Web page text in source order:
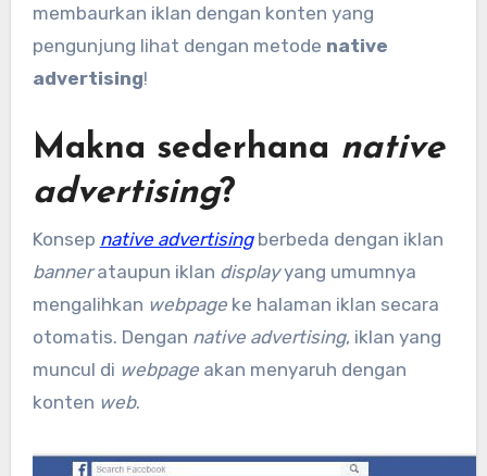
membaurkan iklan dengan konten yang
pengunjung lihat dengan metode native
advertising!
Makna sederhana native
advertising?
Konsep native advertisingberbeda dengan iklan
bannerataupun iklan displayyang umumnya
mengalihkan webpageke halaman iklan secara
otomatis. Dengan native advertising, iklan yang
muncul di webpageakan menyaruh dengan
konten web.